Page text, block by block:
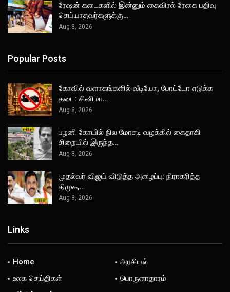
ரேஷன் கடைகளில் இன்னும் கைவிரல் ரேகை பதிவு
செய்யாதவர்களுக்கு…
Aug 8, 2026
Popular Posts
கோவில் வளாகங்களில் வீடியோ, போட்டோ எடுக்க
தடை: சினிமா…
Aug 8, 2026
பழனி கோயில் நில மோசடி வழக்கில் கைதாகி
சிறையில் இருந்த…
Aug 8, 2026
முதல்வர் விஜய் விடுத்த அழைப்பு: நிராகரித்த
திமுக,…
Aug 8, 2026
Links
Home
அரசியல்
உலக செய்திகள்
பொருளாதாரம்